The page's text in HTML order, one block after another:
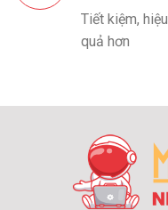
Tiết kiệm, hiệu
quả hơn